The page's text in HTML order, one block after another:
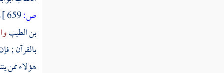
ص:
بن الطيب
بالقرآن ;
هؤلاء ممن